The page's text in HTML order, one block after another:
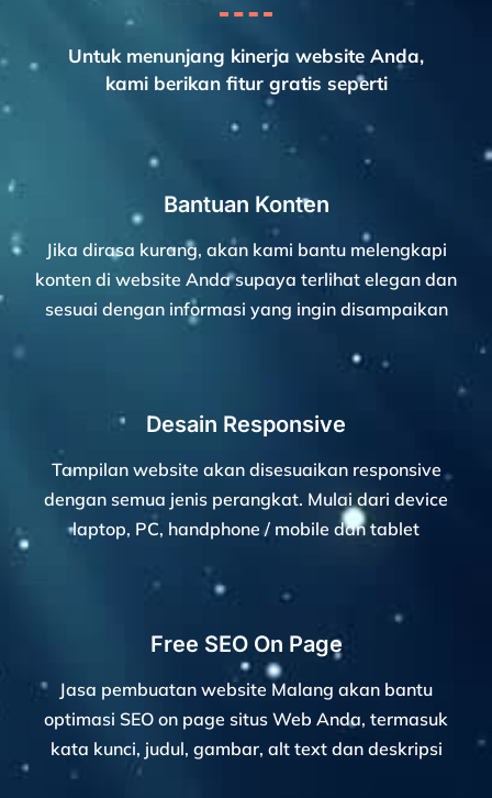
Untuk menunjang kinerja website Anda,
kami berikan fitur gratis seperti
Bantuan Konten
Jika dirasa kurang, akan kami bantu melengkapi
konten di website Anda supaya terlihat elegan dan
sesuai dengan informasi yang ingin disampaikan
Desain Responsive
Tampilan website akan disesuaikan responsive
dengan semua jenis perangkat. Mulai dari device
laptop, PC, handphone / mobile dan tablet
Free SEO On Page
Jasa pembuatan website Malang akan bantu
optimasi SEO on page situs Web Anda, termasuk
kata kunci, judul, gambar, alt text dan deskripsi